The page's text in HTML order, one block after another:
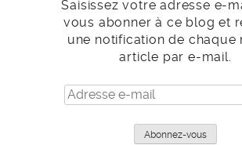
Saisissez votre adresse e-
vous abonner à ce blog et
une notification de chaque
article par e-mail.
Adresse
e-
Abonnez-vous